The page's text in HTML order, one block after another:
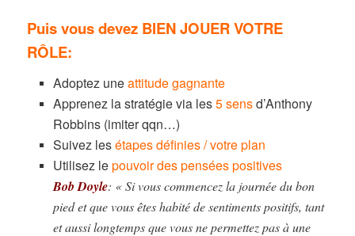
Puis vous devez BIEN JOUER VOTRE
RÔLE:
Adoptez uneattitude gagnante
Apprenez la stratégie via les5 sensd’Anthony
Robbins (imiter qqn…)
Suivez lesétapes définies / votre plan
Utilisez lepouvoir des pensées positives
Bob Doyle: « Si vous commencez la journée du bon
pied et que vous êtes habité de sentiments positifs, tant
et aussi longtemps que vous ne permettez pas à une